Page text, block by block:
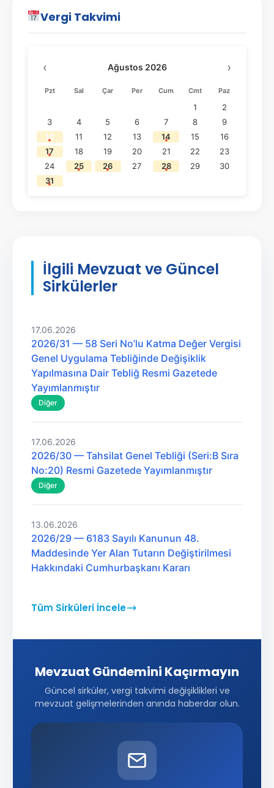
Vergi Takvimi
‹ Ağustos 2026 ›
Pzt Sal Çar Per Cum Cmt Paz
1
2
3
4 5 6 7 8
9
10
11 12 13 14 15
16
17
18 19 20 21 22
23
24
25 26 27 28 29
30
31
İlgili Mevzuat ve Güncel
Sirkülerler
17.06.2026
2026/31 — 58 Seri No’lu Katma Değer Vergisi
Genel Uygulama Tebliğinde Değişiklik
Yapılmasına Dair Tebliğ Resmi Gazetede
Yayımlanmıştır
Diğer
17.06.2026
2026/30 — Tahsilat Genel Tebliği (Seri:B Sıra
No:20) Resmi Gazetede Yayımlanmıştır
Diğer
13.06.2026
2026/29 — 6183 Sayılı Kanunun 48.
Maddesinde Yer Alan Tutarın Değiştirilmesi
Hakkındaki Cumhurbaşkanı Kararı
Tüm Sirküleri İncele
Mevzuat Gündemini Kaçırmayın
Güncel sirküler, vergi takvimi değişiklikleri ve
mevzuat gelişmelerinden anında haberdar olun.